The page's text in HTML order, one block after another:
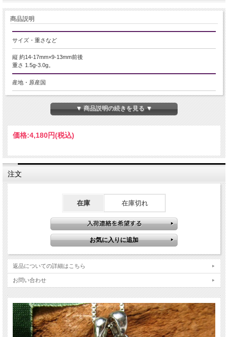
商品説明
サイズ・重さなど
縦 約14-17mm×9-13mm前後
重さ 1.5g-3.0g。
産地・原産国
南アフリカ産
グレードなど
-
スギライト【杉石】
商品説明
極上濃厚パープル スギライトペンダントトップ
希少高価品宝石として価値の高いスギライト！
限定出品ですのでお早めに！
超人気商品ですので是非（*^_^*）
ストレス開放に強い力があり、心の傷を癒す力があると云われます。また、人徳
を集め、無条件の愛情を養うことで、邪悪なものから身お守ります。
ご注意事項
※トップのみの販売のため、撮影に使用しているチェーンは付属されません。
※天然石ですので石によっては色の比率や模様の入り方などで一点一点個体差が
ございます。
※出来る限り自然な色みになるよう撮影を心がけておりますが、お使いのディス
▼ 商品説明の続きを見る ▼
価格:4,180円(税込)
注文
在庫 在庫切れ
返品についての詳細はこちら
お問い合わせ